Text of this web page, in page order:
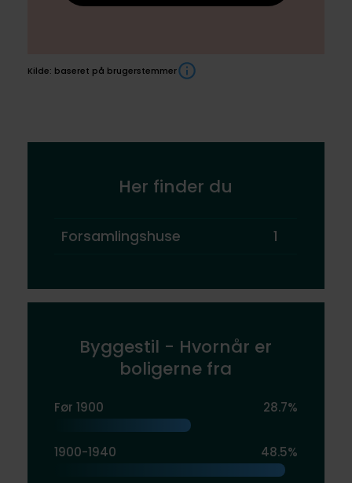
Kilde: baseret på brugerstemmer
Her finder du
Forsamlingshuse 1
Byggestil - Hvornår er
boligerne fra
Før 1900 28.7%
1900-1940 48.5%